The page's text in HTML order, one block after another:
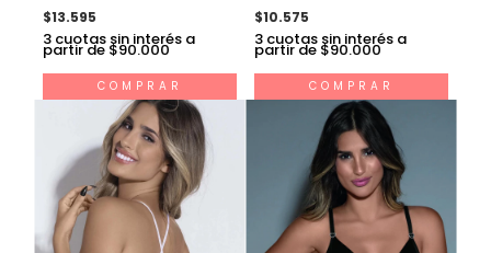
$13.595
3 cuotas sin interés a
partir de $90.000
COMPRAR
$10.575
3 cuotas sin interés a
partir de $90.000
COMPRAR